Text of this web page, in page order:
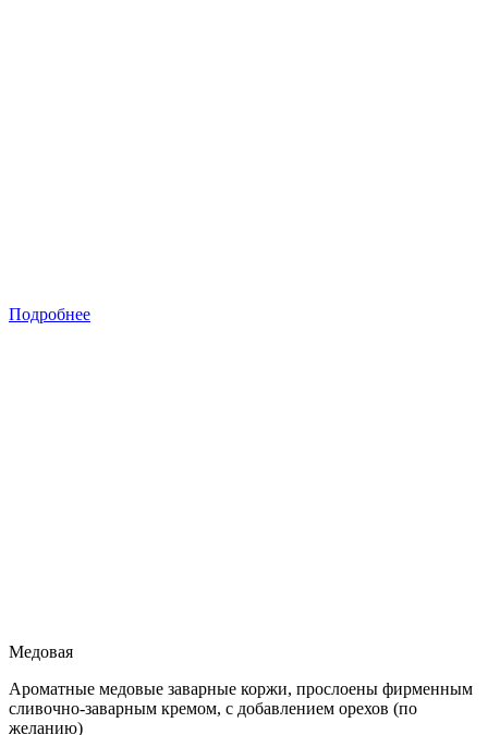
Подробнее
Медовая
Ароматные медовые заварные коржи, прослоены фирменным
сливочно-заварным кремом, с добавлением орехов (по
желанию)